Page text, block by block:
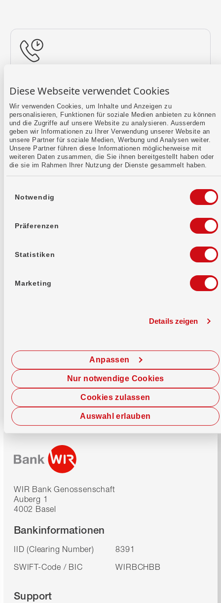
Diese Webseite verwendet Cookies
Wir verwenden Cookies, um Inhalte und Anzeigen zu
personalisieren, Funktionen für soziale Medien anbieten zu können
und die Zugriffe auf unsere Website zu analysieren. Ausserdem
geben wir Informationen zu Ihrer Verwendung unserer Website an
unsere Partner für soziale Medien, Werbung und Analysen weiter.
Unsere Partner führen diese Informationen möglicherweise mit
weiteren Daten zusammen, die Sie ihnen bereitgestellt haben oder
die sie im Rahmen Ihrer Nutzung der Dienste gesammelt haben.
Notwendig
Präferenzen
Statistiken
Marketing
Details zeigen
Cookies zulassen
Anpassen
Auswahl erlauben
Nur notwendige Cookies
Mehr erfahren
Kontaktformular
Jetzt chatten
WIR Bank Genossenschaft
Auberg 1
4002 Basel
Bankinformationen
IID (Clearing Number)
8391
SWIFT-Code / BIC
WIRBCHBB
Support